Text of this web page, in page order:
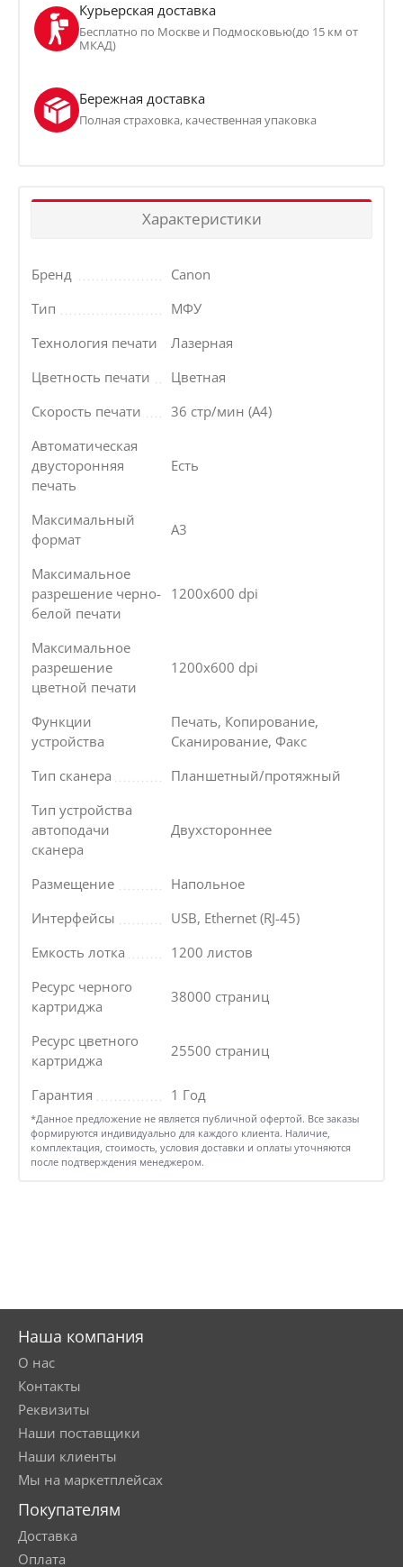
Курьерская доставка
Бесплатно по Москве и Подмосковью(до 15 км от
МКАД)
Бережная доставка
Полная страховка, качественная упаковка
Характеристики
Бренд
Canon
Тип
МФУ
Технология печати
Лазерная
Цветность печати
Цветная
Скорость печати
36 стр/мин (A4)
Автоматическая
двусторонняя
печать
Есть
Максимальный
формат
А3
Максимальное
разрешение черно-
белой печати
1200x600 dpi
Максимальное
разрешение
цветной печати
1200x600 dpi
Функции
устройства
Печать, Копирование,
Сканирование, Факс
Тип сканера
Планшетный/протяжный
Тип устройства
автоподачи
сканера
Двухстороннее
Размещение
Напольное
Интерфейсы
USB, Ethernet (RJ-45)
Емкость лотка
1200 листов
Ресурс черного
картриджа
38000 страниц
Ресурс цветного
картриджа
25500 страниц
Гарантия 1 Год
*Данное предложение не является публичной офертой. Все заказы
формируются индивидуально для каждого клиента. Наличие,
комплектация, стоимость, условия доставки и оплаты уточняются
после подтверждения менеджером.
Наша компания
О нас
Контакты
Реквизиты
Наши поставщики
Наши клиенты
Мы на маркетплейсах
Покупателям
Доставка
Оплата